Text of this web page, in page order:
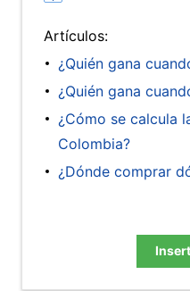
Artículos:
¿Quién gana
¿Quién gana
¿Cómo se calcula
Colombia?
¿Dónde comprar